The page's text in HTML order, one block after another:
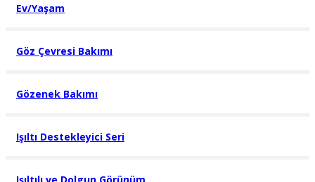
Ev/Yaşam
Göz Çevresi Bakımı
Gözenek Bakımı
Işıltı Destekleyici Seri
Işıltılı ve Dolgun Görünüm